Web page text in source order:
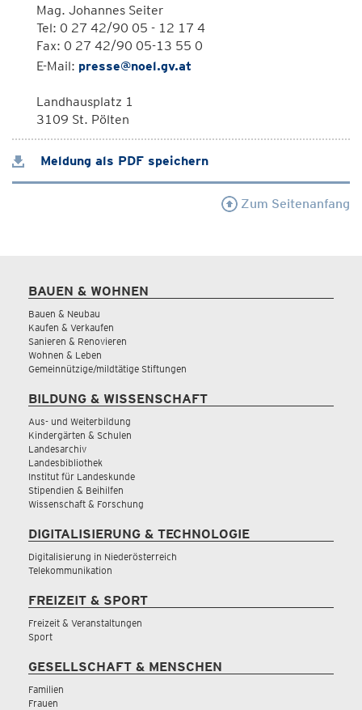
Mag. Johannes Seiter
Tel: 0 27 42/90 05 - 12 17 4
Fax: 0 27 42/90 05-13 55 0
E-Mail: presse@noel.gv.at
Landhausplatz 1
3109 St. Pölten
Meldung als PDF speichern
Zum Seitenanfang
BAUEN & WOHNEN
Bauen & Neubau
Kaufen & Verkaufen
Sanieren & Renovieren
Wohnen & Leben
Gemeinnützige/mildtätige Stiftungen
BILDUNG & WISSENSCHAFT
Aus- und Weiterbildung
Kindergärten & Schulen
Landesarchiv
Landesbibliothek
Institut für Landeskunde
Stipendien & Beihilfen
Wissenschaft & Forschung
DIGITALISIERUNG & TECHNOLOGIE
Digitalisierung in Niederösterreich
Telekommunikation
FREIZEIT & SPORT
Freizeit & Veranstaltungen
Sport
GESELLSCHAFT & MENSCHEN
Familien
Frauen